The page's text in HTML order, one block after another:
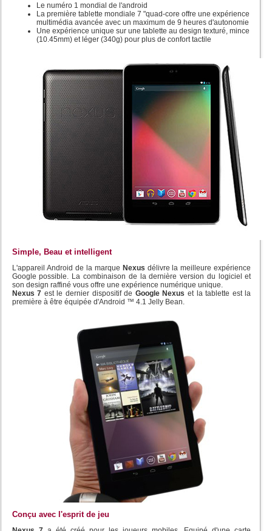
Le numéro 1 mondial de l'android
La première tablette mondiale 7 "quad-core offre une expérience
multimédia avancée avec un maximum de 9 heures d'autonomie
Une expérience unique sur une tablette au design texturé, mince
(10.45mm) et léger (340g) pour plus de confort tactile
Simple, Beau et intelligent
L'appareil Android de la marque Nexus délivre la meilleure expérience
Google possible. La combinaison de la dernière version du logiciel et
son design raffiné vous offre une expérience numérique unique.
Nexus 7 est le dernier dispositif de Google Nexus et la tablette est la
première à être équipée d'Android ™ 4.1 Jelly Bean.
Conçu avec l'esprit de jeu